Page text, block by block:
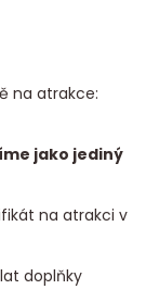
na atrakce:
jako jediný
na atrakci v
doplňky